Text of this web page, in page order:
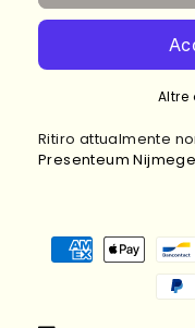
Ritiro attualmente
Presenteum